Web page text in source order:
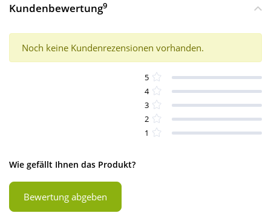
Kundenbewertung9
Noch keine Kundenrezensionen vorhanden.
5
4
3
2
1
Wie gefällt Ihnen das Produkt?
Bewertung abgeben